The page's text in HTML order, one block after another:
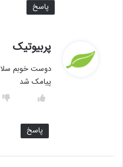
پاسخ
پربیوتیک
ت دوست خوبم
پیامک شد
پاسخ